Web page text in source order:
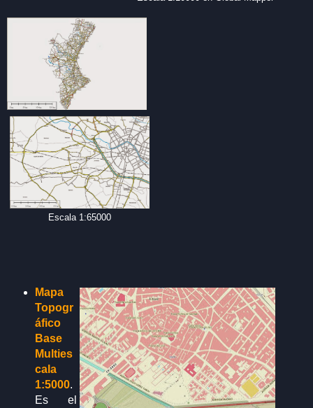
Escala 1:65000
Mapa
Topogr
áfico
Base
Multies
cala
1:5000.
Es el